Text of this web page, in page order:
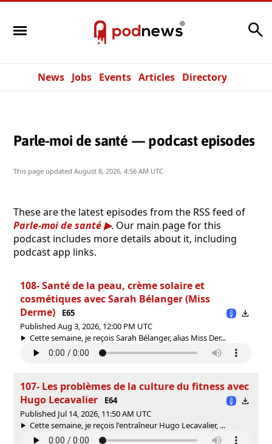
News Jobs Events Articles Directory
Parle-moi de santé — podcast episodes
This page updated August 8, 2026, 4:56 AM UTC
These are the latest episodes from the RSS feed of
Parle-moi de santé
. Our main page for this
podcast includes more details about it, including
podcast app links.
108- Santé de la peau, crème solaire et
cosmétiques avec Sarah Bélanger (Miss
Derme)
E65
Published Aug 3, 2026, 12:00 PM UTC
Cette semaine, je reçois Sarah Bélanger, alias Miss Der...
107- Les problèmes de la culture du fitness avec
Hugo Lecavalier
E64
Published Jul 14, 2026, 11:50 AM UTC
Cette semaine, je reçois l'entraîneur Hugo Lecavalier, ...